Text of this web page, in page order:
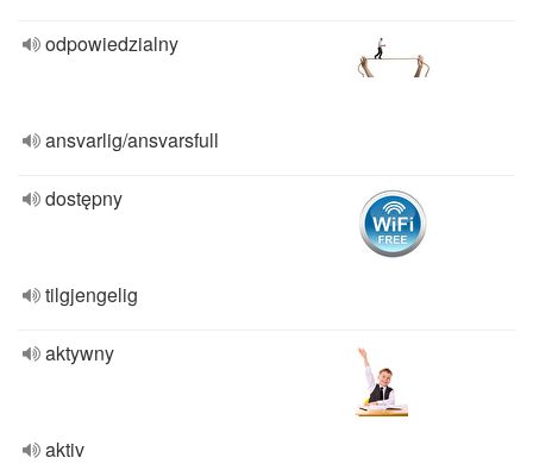
odpowiedzialny
ansvarlig/ansvarsfull
dostępny
tilgjengelig
aktywny
aktiv